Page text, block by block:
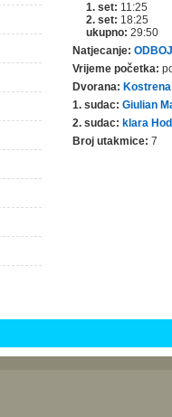
1. set: 11:25
2. set: 18:25
ukupno: 29:50
Natjecanje:
Vrijeme početka:
Dvorana: Kostrena
1. sudac: Giulian
2. sudac: klara
Broj utakmice: 7